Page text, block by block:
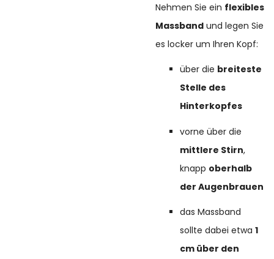
Nehmen Sie ein flexibles
Massband und legen Sie
es locker um Ihren Kopf:
über die breiteste
Stelle des
Hinterkopfes
vorne über die
mittlere Stirn,
knapp oberhalb
der Augenbrauen
das Massband
sollte dabei etwa1
cm über den